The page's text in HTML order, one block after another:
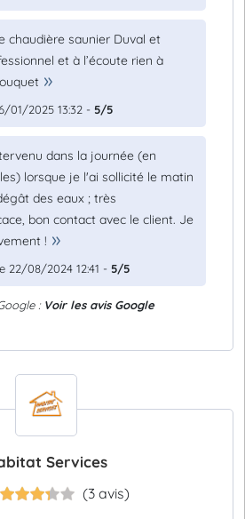
chaudière saunier Duval et
et à l’écoute rien à
01/2025 13:32 - 5/5
dans la journée (en
lorsque je l'ai sollicité le matin
des eaux ; très
bon contact avec le client. Je
!
22/08/2024 12:41 - 5/5
: Voir les avis Google
Services
(3 avis)